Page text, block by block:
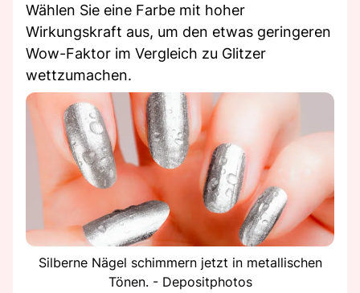
Wählen Sie eine Farbe mit hoher
Wirkungskraft aus, um den etwas geringeren
Wow-Faktor im Vergleich zu Glitzer
wettzumachen.
Silberne Nägel schimmern jetzt in metallischen
Tönen. - Depositphotos